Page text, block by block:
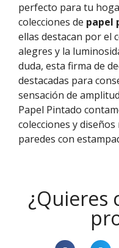
perfecto para tu
colecciones de papel
ellas destacan por el
alegres y la
duda, esta firma de
destacadas para
sensación de
Papel Pintado
colecciones y
paredes con
¿Quieres